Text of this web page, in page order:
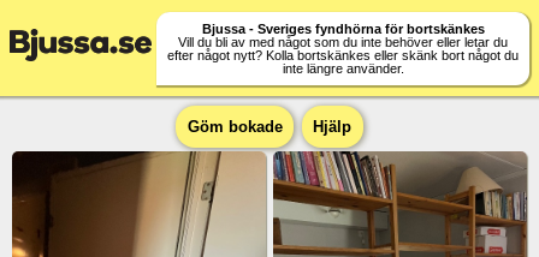
Bjussa - Sveriges fyndhörna för bortskänkes
Vill du bli av med något som du inte behöver eller letar du
efter något nytt? Kolla bortskänkes eller skänk bort något du
inte längre använder.
Göm bokade Hjälp